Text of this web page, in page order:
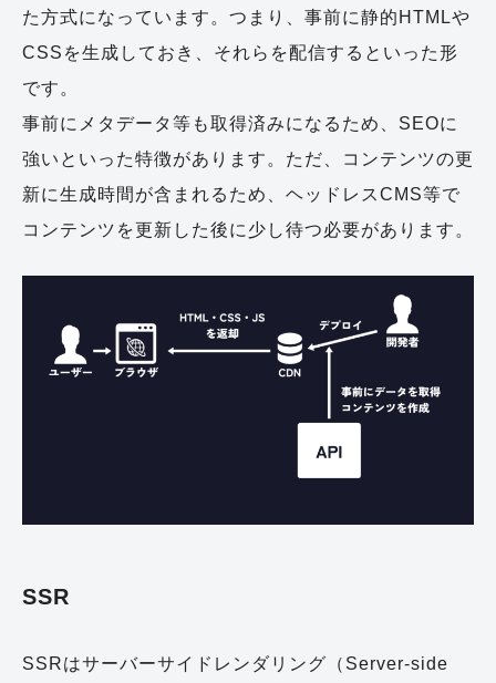
た方式になっています。つまり、事前に静的HTMLや
CSSを生成しておき、それらを配信するといった形
です。
事前にメタデータ等も取得済みになるため、SEOに
強いといった特徴があります。ただ、コンテンツの更
新に生成時間が含まれるため、ヘッドレスCMS等で
コンテンツを更新した後に少し待つ必要があります。
SSR
SSRはサーバーサイドレンダリング（Server-side